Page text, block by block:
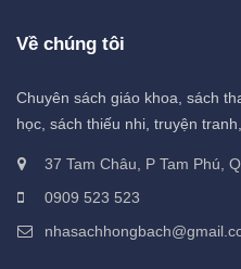
Về chúng tôi
Chuyên sách giáo khoa, sách
học, sách thiếu nhi, truyện
37 Tam Châu, P Tam Phú,
0909 523 523